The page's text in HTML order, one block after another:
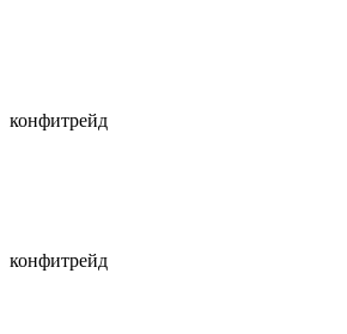
конфитрейд
конфитрейд